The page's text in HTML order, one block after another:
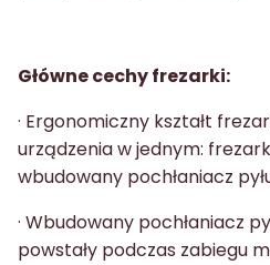
Główne cechy frezarki:
· Ergonomiczny kształt
urządzenia w jednym:
wbudowany pochłaniacz
· Wbudowany pochłaniacz
powstały podczas zabiegu